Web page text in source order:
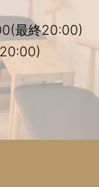
最終20:00)